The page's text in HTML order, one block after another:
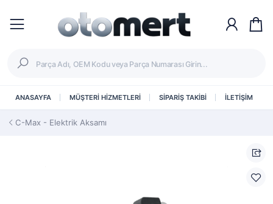
ANASAYFA MÜŞTERİ HİZMETLERİ SİPARİŞ TAKİBİ İLETİŞİM
C-Max - Elektrik Aksamı